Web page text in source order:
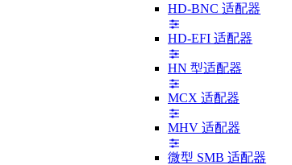
HD-BNC 适配器
HD-EFI 适配器
HN 型适配器
MCX 适配器
MHV 适配器
微型 SMB 适配器